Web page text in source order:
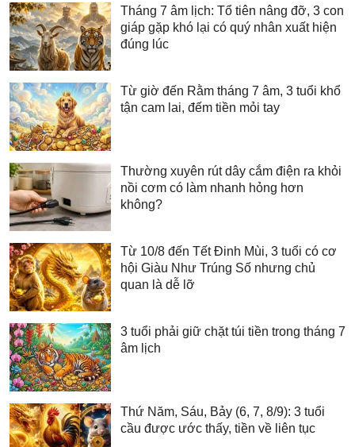
Tháng 7 âm lịch: Tổ tiên nâng đỡ, 3 con
giáp gặp khó lại có quý nhân xuất hiện
đúng lúc
Từ giờ đến Rằm tháng 7 âm, 3 tuổi khổ
tận cam lai, đếm tiền mỏi tay
Thường xuyên rút dây cắm điện ra khỏi
nồi cơm có làm nhanh hỏng hơn
không?
Từ 10/8 đến Tết Đinh Mùi, 3 tuổi có cơ
hội Giàu Như Trúng Số nhưng chủ
quan là dễ lỡ
3 tuổi phải giữ chặt túi tiền trong tháng 7
âm lịch
Thứ Năm, Sáu, Bảy (6, 7, 8/9): 3 tuổi
cầu được ước thấy, tiền về liên tục